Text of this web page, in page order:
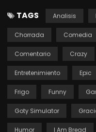
TAGS Analisis
Chorrada Comedia
Comentario Crazy
Entretenimiento Epic
Frigo Funny
Goty Simulator
Humor I Am Bread